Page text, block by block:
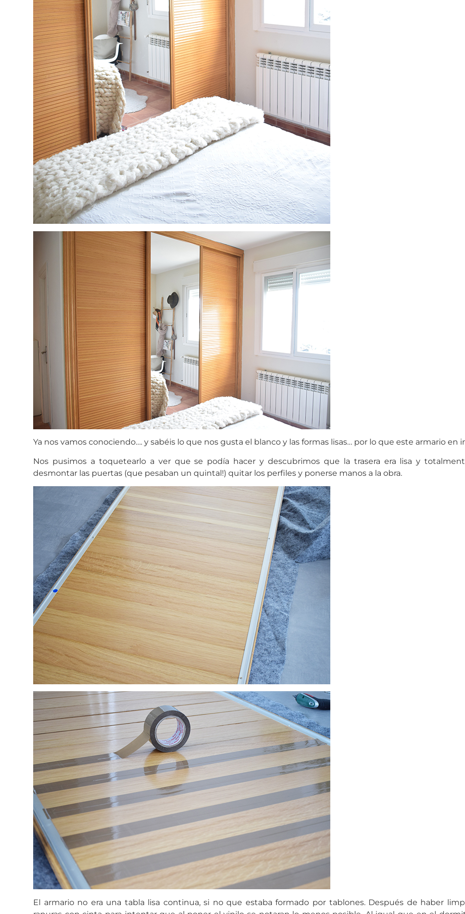
Ya nos vamos conociendo…. y sabéis lo que nos gusta el blanco y las formas lisas… por lo que este armario
Nos pusimos a toquetearlo a ver que se podía hacer y descubrimos que la trasera era lisa y
desmontar las puertas (que pesaban un quintal!) quitar los perfiles y ponerse manos a la obra.
El armario no era una tabla lisa continua, si no que estaba formado por tablones. Después de haber